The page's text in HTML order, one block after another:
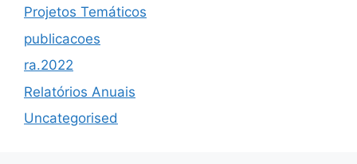
Projetos Temáticos
publicacoes
ra.2022
Relatórios Anuais
Uncategorised